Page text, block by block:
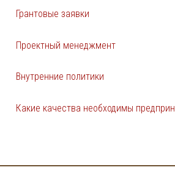
Грантовые заявки
Проектный менеджмент
Внутренние политики
Какие качества необходимы